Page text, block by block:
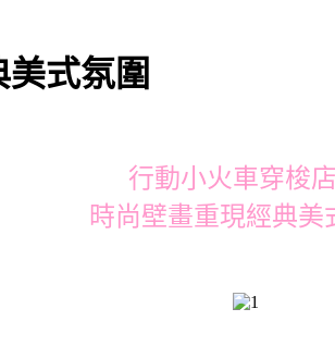
美式氛圍
行動小火車穿梭
時尚壁畫重現經典美